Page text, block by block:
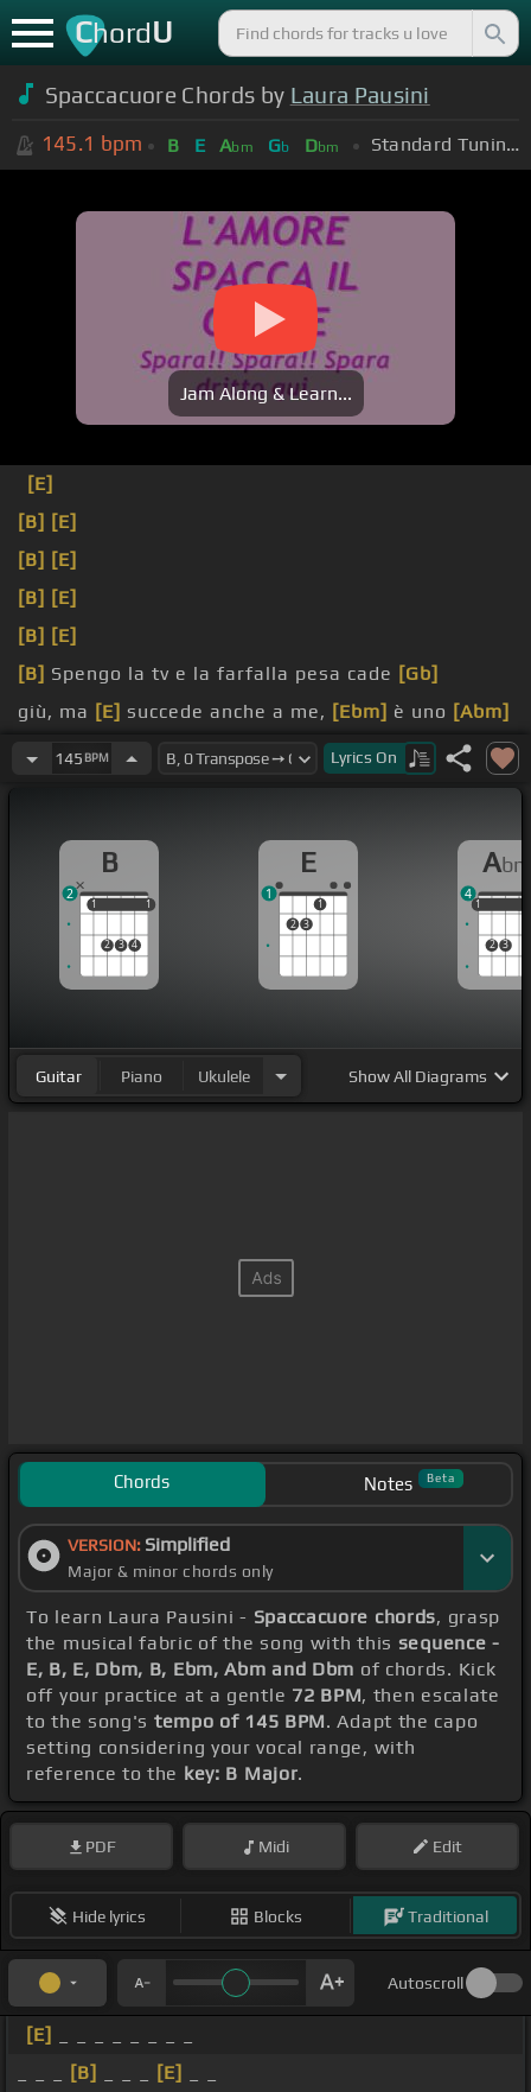
ChordU
Spaccacuore Chords by Laura Pausini
145.1 bpm B E Abm Gb Dbm Standard Tuning (EADGBE)
Jam Along & Learn...
[E]
[B] [E]
[B] [E]
[B] [E]
[B] [E]
[B] Spengo la tv e la farfalla pesa cade [Gb]
giù, ma [E] succede anche a me, [Ebm] è uno [Abm]
dei miei[B]
limiti
miga ai brividi, me[Dbm]lo
145 BPM Lyrics On
B
1
2 3 4
1
1 1
2
E
2 3
1
1
Abm
1
2 3
1
4
Guitar Piano Ukulele ShowAll Diagrams
Chords Notes Beta
VERSION: Simplified
Major & minor chords only
To learn Laura Pausini - Spaccacuore chords, grasp
the musical fabric of the song with this sequence -
E, B, E, Dbm, B, Ebm, Abm and Dbm of chords. Kick
off your practice at a gentle 72 BPM, then escalate
to the song's tempo of 145 BPM. Adapt the capo
setting considering your vocal range, with
reference to the key: B Major.
PDF Midi Edit
Hide lyrics Blocks Traditional
Autoscroll
[E]
[B] [E]